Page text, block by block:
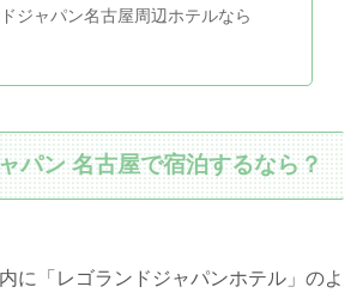
ジャパン名古屋周辺ホテルなら
パン 名古屋で宿泊するなら？
に「レゴランドジャパンホテル」のよ